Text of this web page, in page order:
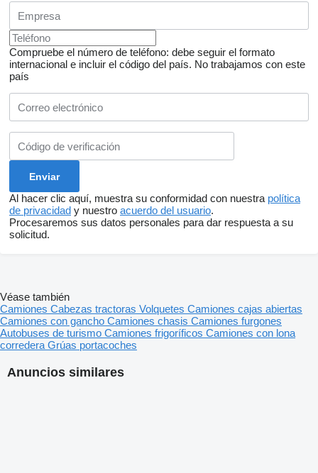
Compruebe el número de teléfono: debe seguir el formato
internacional e incluir el código del país. No trabajamos con este
país
Al hacer clic aquí, muestra su conformidad con nuestra política
de privacidad y nuestro acuerdo del usuario.
Procesaremos sus datos personales para dar respuesta a su
solicitud.
Anuncios similares
Véase también
Camiones Cabezas tractoras Volquetes Camiones cajas abiertas
Camiones con gancho Camiones chasis Camiones furgones
Autobuses de turismo Camiones frigoríficos Camiones con lona
corredera Grúas portacoches